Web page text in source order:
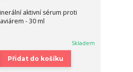
aktivní sérum proti
- 30 ml
Skladem
Přidat do košíku